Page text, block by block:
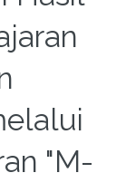
"M-